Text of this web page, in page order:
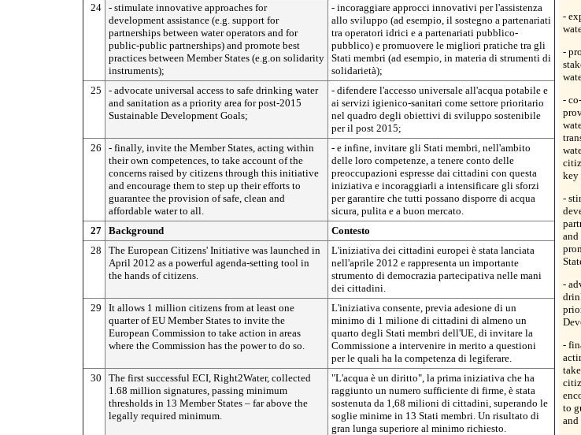
24
- stimulate innovative approaches for
development assistance (e.g. support for
partnerships between water operators and for
public-public partnerships) and promote best
practices between Member States (e.g.on solidarity
instruments);
- incoraggiare approcci innovativi per l'assistenza
allo sviluppo (ad esempio, il sostegno a partenariati
tra operatori idrici e a partenariati pubblico-
pubblico) e promuovere le migliori pratiche tra gli
Stati membri (ad esempio, in materia di strumenti di
solidarietà);
25
- advocate universal access to safe drinking water
and sanitation as a priority area for post-2015
Sustainable Development Goals;
- difendere l'accesso universale all'acqua potabile e
ai servizi igienico-sanitari come settore prioritario
nel quadro degli obiettivi di sviluppo sostenibile
per il post 2015;
26
- finally, invite the Member States, acting within
their own competences, to take account of the
concerns raised by citizens through this initiative
and encourage them to step up their efforts to
guarantee the provision of safe, clean and
affordable water to all.
- e infine, invitare gli Stati membri, nell'ambito
delle loro competenze, a tenere conto delle
preoccupazioni espresse dai cittadini con questa
iniziativa e incoraggiarli a intensificare gli sforzi
per garantire che tutti possano disporre di acqua
sicura, pulita e a buon mercato.
27
Background
Contesto
28
The European Citizens' Initiative was launched in
April 2012 as a powerful agenda-setting tool in
the hands of citizens.
L'iniziativa dei cittadini europei è stata lanciata
nell'aprile 2012 e rappresenta un importante
strumento di democrazia partecipativa nelle mani
dei cittadini.
29
It allows 1 million citizens from at least one
quarter of EU Member States to invite the
European Commission to take action in areas
where the Commission has the power to do so.
L'iniziativa consente, previa adesione di un
minimo di 1 milione di cittadini di almeno un
quarto degli Stati membri dell'UE, di invitare la
Commissione a intervenire in merito a questioni
per le quali ha la competenza di legiferare.
30
The first successful ECI, Right2Water, collected
1.68 million signatures, passing minimum
thresholds in 13 Member States – far above the
legally required minimum.
"L'acqua è un diritto", la prima iniziativa che ha
raggiunto un numero sufficiente di firme, è stata
sostenuta da 1,68 milioni di cittadini, superando le
soglie minime in 13 Stati membri. Un risultato di
gran lunga superiore al minimo richiesto.
-
-
-
key
-
-
-
to
and